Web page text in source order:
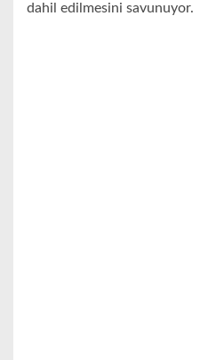
dahil edilmesini savunuyor.